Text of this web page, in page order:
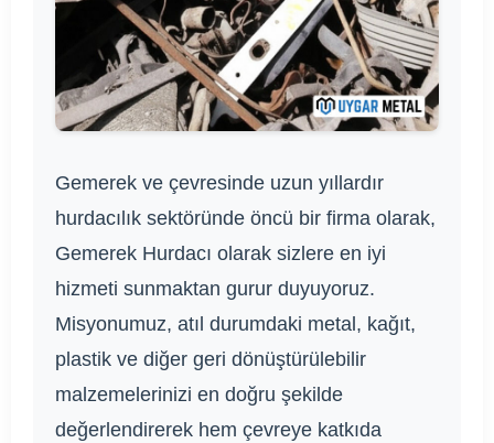
Gemerek ve çevresinde uzun yıllardır
hurdacılık sektöründe öncü bir firma olarak,
Gemerek Hurdacı olarak sizlere en iyi
hizmeti sunmaktan gurur duyuyoruz.
Misyonumuz, atıl durumdaki metal, kağıt,
plastik ve diğer geri dönüştürülebilir
malzemelerinizi en doğru şekilde
değerlendirerek hem çevreye katkıda